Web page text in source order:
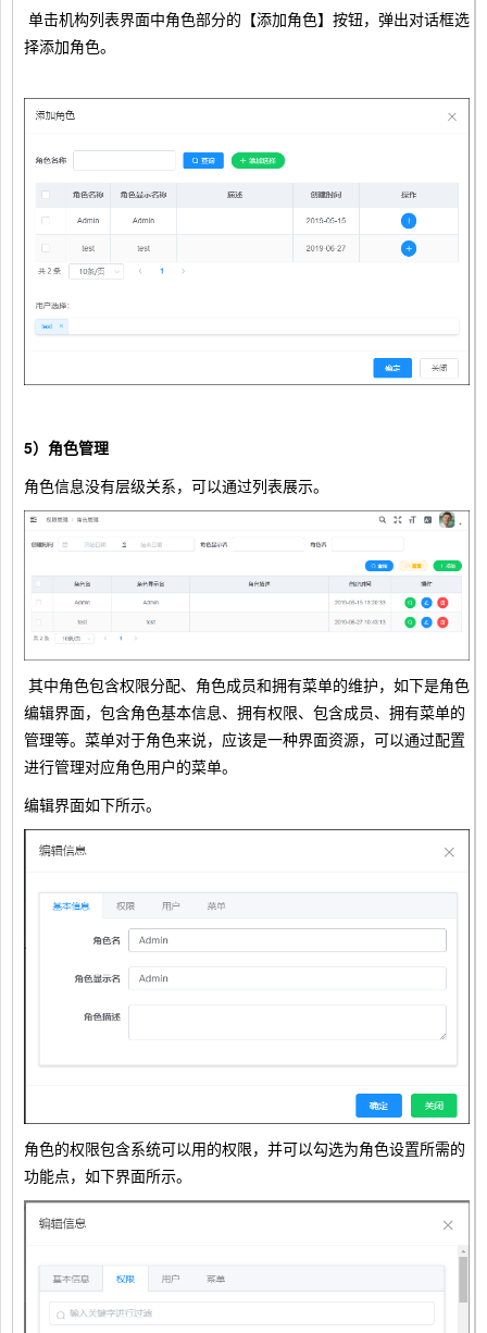
单击机构列表界面中角色部分的【添加角色】按钮，弹出对话框选
择添加角色。
5）角色管理
角色信息没有层级关系，可以通过列表展示。
其中角色包含权限分配、角色成员和拥有菜单的维护，如下是角色
编辑界面，包含角色基本信息、拥有权限、包含成员、拥有菜单的
管理等。菜单对于角色来说，应该是一种界面资源，可以通过配置
进行管理对应角色用户的菜单。
编辑界面如下所示。
角色的权限包含系统可以用的权限，并可以勾选为角色设置所需的
功能点，如下界面所示。